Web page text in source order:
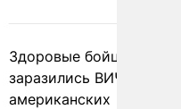
Здоровые бойцы ВСУ
заразились ВИЧ после
американских